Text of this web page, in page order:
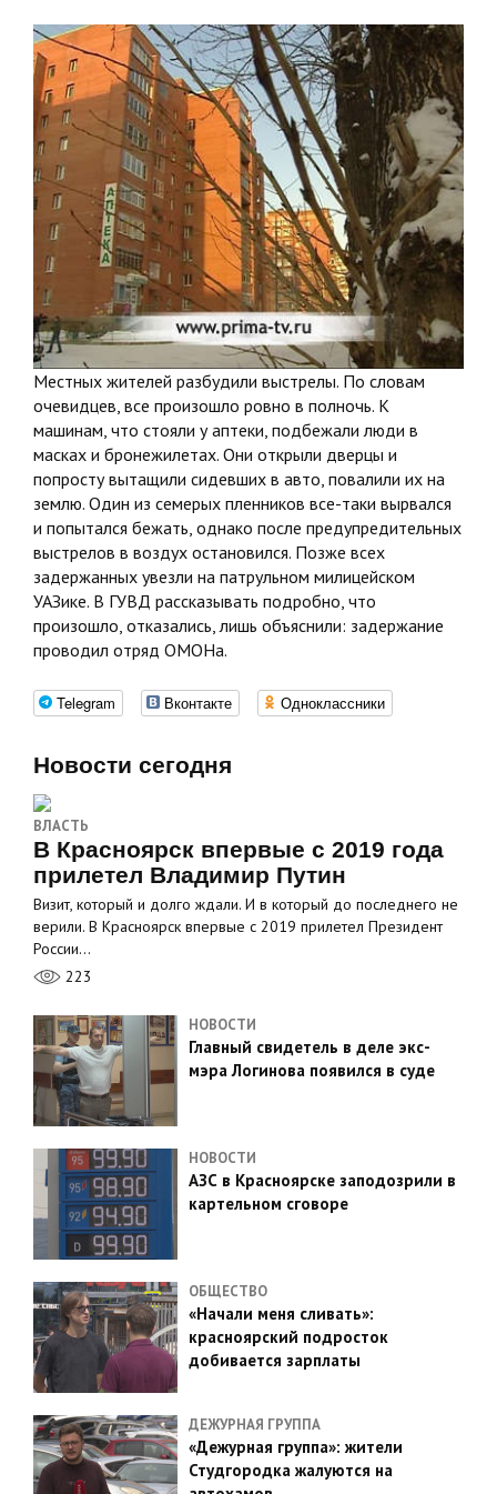
Местных жителей разбудили выстрелы. По словам
очевидцев, все произошло ровно в полночь. К
машинам, что стояли у аптеки, подбежали люди в
масках и бронежилетах. Они открыли дверцы и
попросту вытащили сидевших в авто, повалили их на
землю. Один из семерых пленников все-таки вырвался
и попытался бежать, однако после предупредительных
выстрелов в воздух остановился. Позже всех
задержанных увезли на патрульном милицейском
УАЗике. В ГУВД рассказывать подробно, что
произошло, отказались, лишь объяснили: задержание
проводил отряд ОМОНа.
Telegram Вконтакте Одноклассники
Новости сегодня
ВЛАСТЬ
В Красноярск впервые с 2019 года
прилетел Владимир Путин
Визит, который и долго ждали. И в который до последнего не
верили. В Красноярск впервые с 2019 прилетел Президент
России…
223
НОВОСТИ
Главный свидетель в деле экс-
мэра Логинова появился в суде
НОВОСТИ
АЗС в Красноярске заподозрили в
картельном сговоре
ОБЩЕСТВО
«Начали меня сливать»:
красноярский подросток
добивается зарплаты
ДЕЖУРНАЯ ГРУППА
«Дежурная группа»: жители
Студгородка жалуются на